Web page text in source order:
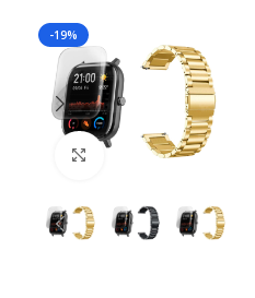
-19%
Click to enlarge